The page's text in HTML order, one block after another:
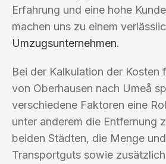
Erfahrung und eine hohe
machen uns zu einem
Umzugsunternehmen.
Bei der Kalkulation der Kosten
von Oberhausen nach Umeå
verschiedene Faktoren eine
unter anderem die Entfernung
beiden Städten, die Menge
Transportguts sowie